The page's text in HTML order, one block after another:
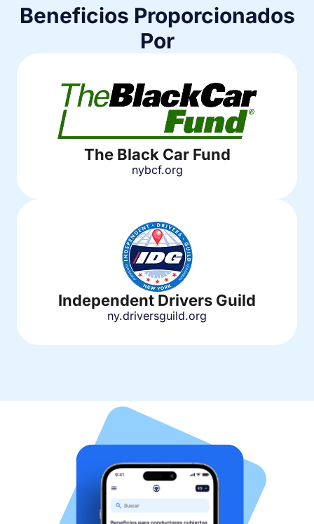
Beneficios Proporcionados
Por
The Black Car Fund
nybcf.org
Independent Drivers Guild
ny.driversguild.org